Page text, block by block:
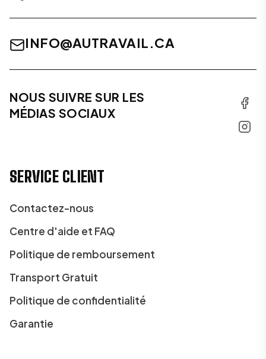
INFO@AUTRAVAIL.CA
NOUS SUIVRE SUR LES
MÉDIAS SOCIAUX
SERVICE CLIENT
Contactez-nous
Centre d'aide et FAQ
Politique de remboursement
Transport Gratuit
Politique de confidentialité
Garantie